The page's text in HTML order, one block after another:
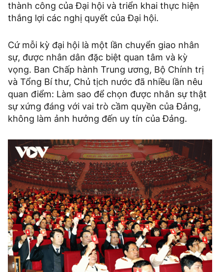
thành công của Đại hội và triển khai thực hiện
thắng lợi các nghị quyết của Đại hội.
Cứ mỗi kỳ đại hội là một lần chuyển giao nhân
sự, được nhân dân đặc biệt quan tâm và kỳ
vọng. Ban Chấp hành Trung ương, Bộ Chính trị
và Tổng Bí thư, Chủ tịch nước đã nhiều lần nêu
quan điểm: Làm sao để chọn được nhân sự thật
sự xứng đáng với vai trò cầm quyền của Đảng,
không làm ảnh hưởng đến uy tín của Đảng.